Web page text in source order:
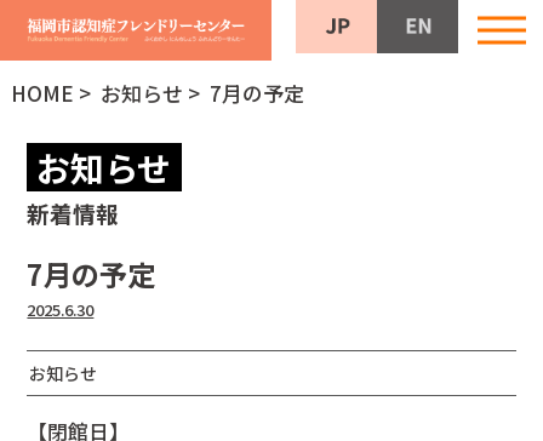
HOME > お知らせ > 7月の予定
お知らせ
新着情報
7月の予定
2025.6.30
お知らせ
【閉館日】